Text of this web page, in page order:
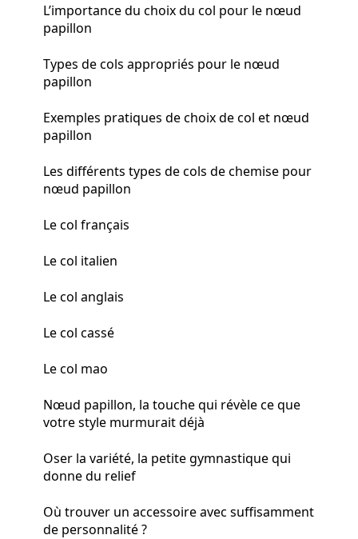
L’importance du choix du col pour le nœud
papillon
Types de cols appropriés pour le nœud
papillon
Exemples pratiques de choix de col et nœud
papillon
Les différents types de cols de chemise pour
nœud papillon
Le col français
Le col italien
Le col anglais
Le col cassé
Le col mao
Nœud papillon, la touche qui révèle ce que
votre style murmurait déjà
Oser la variété, la petite gymnastique qui
donne du relief
Où trouver un accessoire avec suffisamment
de personnalité ?